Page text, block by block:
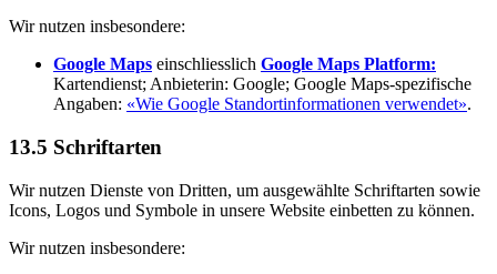
Wir nutzen insbesondere:
Google Maps einschliesslich Google Maps Platform:
Kartendienst; Anbieterin: Google; Google Maps-spezifische
Angaben: «Wie Google Standortinformationen verwendet».
13.5 Schriftarten
Wir nutzen Dienste von Dritten, um ausgewählte Schriftarten sowie
Icons, Logos und Symbole in unsere Website einbetten zu können.
Wir nutzen insbesondere: